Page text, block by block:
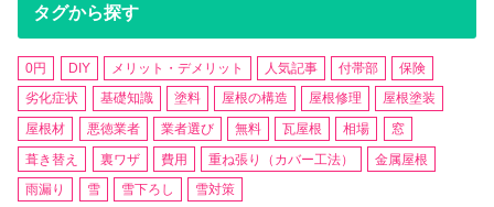
タグから探す
0円 DIY メリット・デメリット 人気記事 付帯部
保険
劣化症状
基礎知識 塗料 屋根の構造 屋根修理
屋根塗装
屋根材
悪徳業者 業者選び 無料 瓦屋根 相場
窓
葺き替え
裏ワザ 費用 重ね張り（カバー工法）
金属屋根
雨漏り
雪 雪下ろし 雪対策